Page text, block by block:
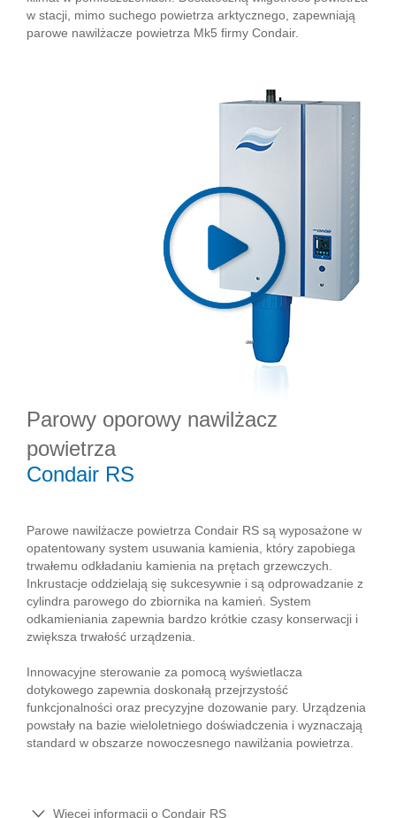
w stacji, mimo suchego powietrza arktycznego, zapewniają
parowe nawilżacze powietrza Mk5 firmy Condair.
Parowy oporowy nawilżacz
powietrza
Condair RS
Parowe nawilżacze powietrza Condair RS są wyposażone w
opatentowany system usuwania kamienia, który zapobiega
trwałemu odkładaniu kamienia na prętach grzewczych.
Inkrustacje oddzielają się sukcesywnie i są odprowadzanie z
cylindra parowego do zbiornika na kamień. System
odkamieniania zapewnia bardzo krótkie czasy konserwacji i
zwiększa trwałość urządzenia.
Innowacyjne sterowanie za pomocą wyświetlacza
dotykowego zapewnia doskonałą przejrzystość
funkcjonalności oraz precyzyjne dozowanie pary. Urządzenia
powstały na bazie wieloletniego doświadczenia i wyznaczają
standard w obszarze nowoczesnego nawilżania powietrza.
Więcej informacji o Condair RS